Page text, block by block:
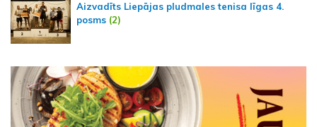
Aizvadīts Liepājas pludmales tenisa līgas 4.
posms (2)